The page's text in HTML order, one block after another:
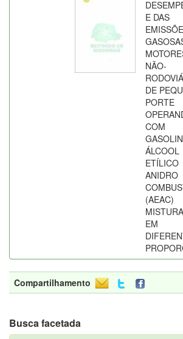
E DAS
NÃO-
DE
PORTE
COM
ÁLCOOL
ETÍLICO
ANIDRO
(AEAC)
EM
Compartilhamento
Busca facetada